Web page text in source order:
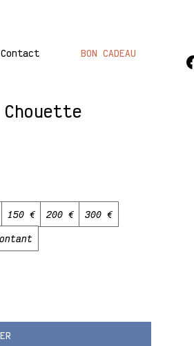
Contact BON CADEAU
150 € 200 € 300 €